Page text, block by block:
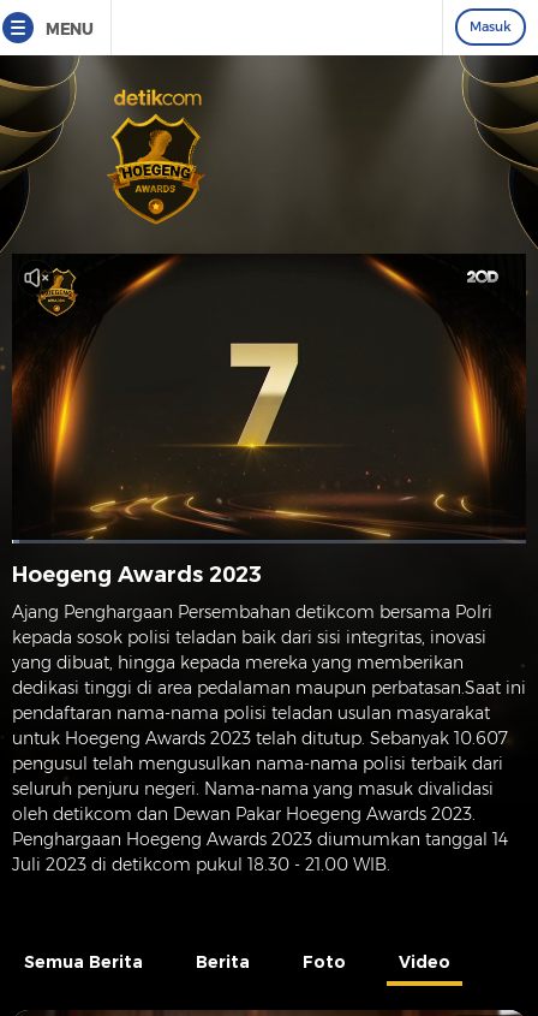
MENU Masuk
Hoegeng Awards 2023
Ajang Penghargaan Persembahan detikcom bersama Polri
kepada sosok polisi teladan baik dari sisi integritas, inovasi
yang dibuat, hingga kepada mereka yang memberikan
dedikasi tinggi di area pedalaman maupun perbatasan.Saat ini
pendaftaran nama-nama polisi teladan usulan masyarakat
untuk Hoegeng Awards 2023 telah ditutup. Sebanyak 10.607
pengusul telah mengusulkan nama-nama polisi terbaik dari
seluruh penjuru negeri. Nama-nama yang masuk divalidasi
oleh detikcom dan Dewan Pakar Hoegeng Awards 2023.
Penghargaan Hoegeng Awards 2023 diumumkan tanggal 14
Juli 2023 di detikcom pukul 18.30 - 21.00 WIB.
Semua Berita Berita Foto Video